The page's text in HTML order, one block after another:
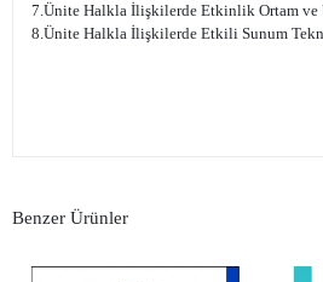
7.Ünite Halkla İlişkilerde Etkinlik Ortam ve
8.Ünite Halkla İlişkilerde Etkili Sunum
Benzer Ürünler